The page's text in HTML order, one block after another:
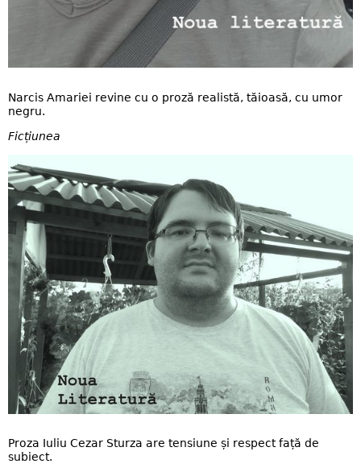
Narcis Amariei revine cu o proză realistă, tăioasă, cu umor
negru.
Ficțiunea
Proza Iuliu Cezar Sturza are tensiune și respect față de
subiect.